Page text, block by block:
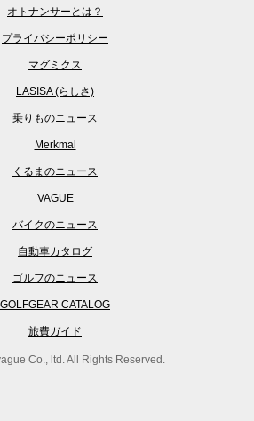
オトナンサーとは？
プライバシーポリシー
マグミクス
LASISA (らしさ)
乗りものニュース
Merkmal
くるまのニュース
VAGUE
バイクのニュース
自動車カタログ
ゴルフのニュース
GOLFGEAR CATALOG
旅費ガイド
Co., ltd. All Rights Reserved.